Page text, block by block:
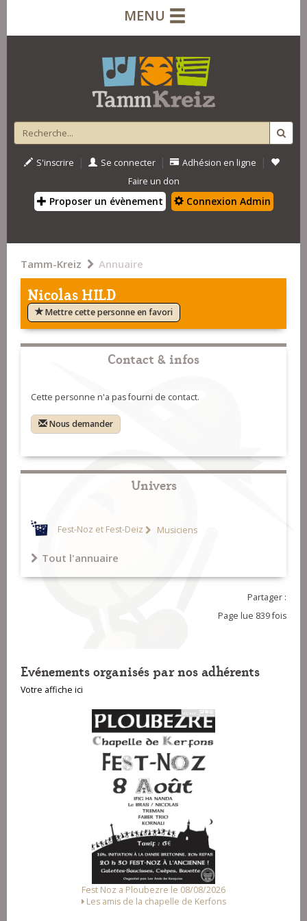
MENU
S'inscrire | Se connecter | Adhésion en ligne |
Faire un don
Proposer un évènement Connexion Admin
Tamm-Kreiz Annuaire
Nicolas HILD
Mettre cette personne en favori
Contact & infos
Cette personne n'a pas fourni de contact.
Nous demander
Univers
Fest-Noz et Fest-Deiz Musiciens
Tout l'annuaire
Partager :
Page lue 839 fois
Evénements organisés par nos adhérents
Votre affiche ici
Fest Noz a Ploubezre le 08/08/2026
Les amis de la chapelle de Kerfons